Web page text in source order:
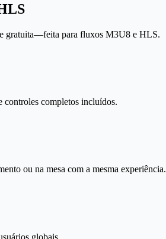
gratuita—feita para fluxos M3U8 e HLS.
controles completos incluídos.
ou na mesa com a mesma experiência.
globais.